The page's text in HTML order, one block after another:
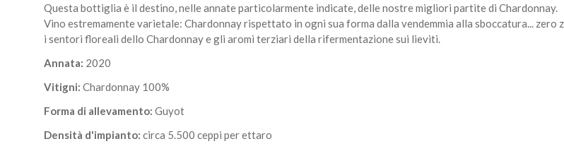
Questa bottiglia è il destino, nelle annate particolarmente indicate, delle nostre migliori partite di Chardonnay.
Vino estremamente varietale: Chardonnay rispettato in ogni sua forma dalla vendemmia alla sboccatura...
i sentori floreali dello Chardonnay e gli aromi terziari della rifermentazione sui lieviti.
Annata: 2020
Vitigni: Chardonnay 100%
Forma di allevamento: Guyot
Densità d'impianto: circa 5.500 ceppi per ettaro